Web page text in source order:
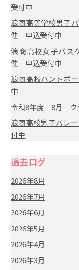
受付中
浪商高等学校男子
催 申込受付中
浪商高校女子バス
催 申込受付中
浪商高校ハンドボ
中
令和8年度 8月 ク
浪商高校男子バレ
付中
過去ログ
2026年8月
2026年7月
2026年6月
2026年5月
2026年4月
2026年3月